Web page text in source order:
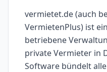
vermietet.de (auch
VermietenPlus) ist
betriebene
private Vermieter in
Software bündelt